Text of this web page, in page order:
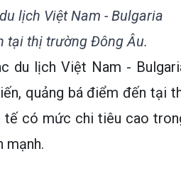
lịch Việt Nam - Bulgaria
tại thị trường Đông Âu.
du lịch Việt Nam -
quảng bá điểm đến tại
tế có mức chi tiêu cao
mạnh.